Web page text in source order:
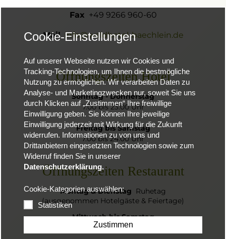
Fax +49 9266 960-60
Mail info@waldhotel-baechlein.de
Öffnungszeiten Hotel
Sonntag - Donnerstag
7.00 bis 23.00 Uhr
Freitag bis Samstag
7.00 bis 24.00 Uhr
Öffnungszeiten Restaurant
Montag & Dienstag Ruhetag
(ausgenommen Hotelgäste & Feiertage)
Mittwoch bis Samstag
11:00 bis 23:00 Uhr
Cookie-Einstellungen
Auf unserer Webseite nutzen wir Cookies und
Tracking-Technologien, um Ihnen die bestmögliche
Nutzung zu ermöglichen. Wir verarbeiten Daten zu
Analyse- und Marketingzwecken nur, soweit Sie uns
durch Klicken auf „Zustimmen“ Ihre freiwillige
Einwilligung geben. Sie können Ihre jeweilige
Einwilligung jederzeit mit Wirkung für die Zukunft
widerrufen. Informationen zu von uns und
Drittanbietern eingesetzten Technologien sowie zum
Widerruf finden Sie in unserer
Datenschutzerklärung.
Cookie-Kategorien auswählen:
Statistiken
Zustimmen